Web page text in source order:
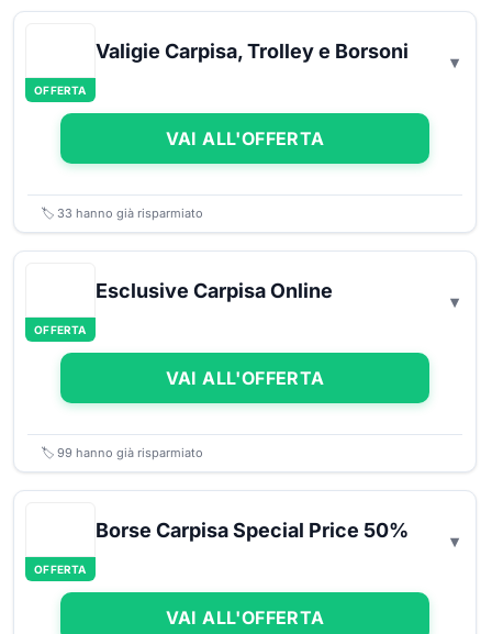
OFFERTA
Valigie Carpisa, Trolley e Borsoni
VAI ALL'OFFERTA
🏷️ 33 hanno già risparmiato
OFFERTA
Esclusive Carpisa Online
VAI ALL'OFFERTA
🏷️ 99 hanno già risparmiato
OFFERTA
Borse Carpisa Special Price 50%
VAI ALL'OFFERTA